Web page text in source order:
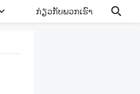
ກ່ຽວກັບພວກເຮົາ